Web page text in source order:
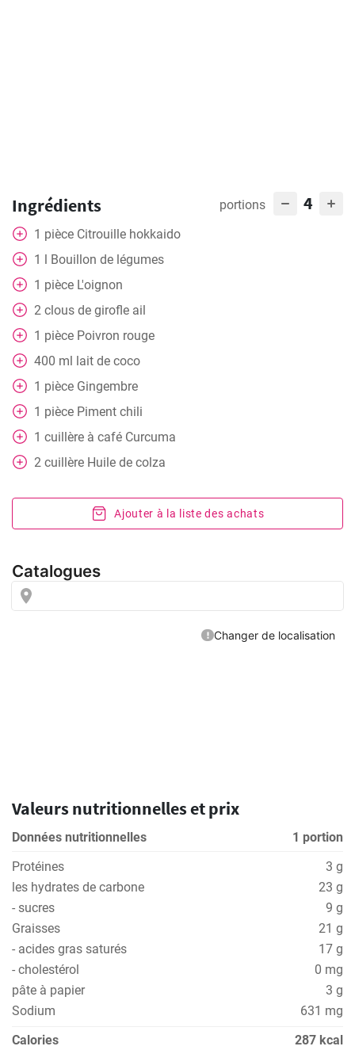
Ingrédients portions 4
1 pièce Citrouille hokkaido
1 l Bouillon de légumes
1 pièce L'oignon
2 clous de girofle ail
1 pièce Poivron rouge
400 ml lait de coco
1 pièce Gingembre
1 pièce Piment chili
1 cuillère à café Curcuma
2 cuillère Huile de colza
Ajouter à la liste des achats
Valeurs nutritionnelles et prix
Données nutritionnelles
1 portion
Protéines
3 g
les hydrates de carbone
23 g
- sucres
9 g
Graisses
21 g
- acides gras saturés
17 g
- cholestérol
0 mg
pâte à papier
3 g
Sodium
631 mg
Calories
287 kcal